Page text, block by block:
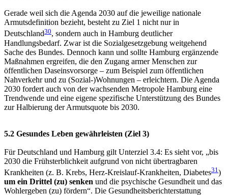
Gerade weil sich die Agenda 2030 auf die jeweilige nationale
Armutsdefinition bezieht, besteht zu Ziel 1 nicht nur in
Deutschland30, sondern auch in Hamburg deutlicher
Handlungsbedarf. Zwar ist die Sozialgesetzgebung weitgehend
Sache des Bundes. Dennoch kann und sollte Hamburg ergänzende
Maßnahmen ergreifen, die den Zugang armer Menschen zur
öffentlichen Daseinsvorsorge – zum Beispiel zum öffentlichen
Nahverkehr und zu (Sozial-)Wohnungen – erleichtern. Die Agenda
2030 fordert auch von der wachsenden Metropole Hamburg eine
Trendwende und eine eigene spezifische Unterstützung des Bundes
zur Halbierung der Armutsquote bis 2030.
5.2 Gesundes Leben gewährleisten (Ziel 3)
Für Deutschland und Hamburg gilt Unterziel 3.4: Es sieht vor, „bis
2030 die Frühsterblichkeit aufgrund von nicht übertragbaren
Krankheiten (z. B. Krebs, Herz-Kreislauf-Krankheiten, Diabetes31 )
um ein Drittel (zu) senken und die psychische Gesundheit und das
Wohlergeben (zu) fördern“. Die Gesundheitsberichterstattung